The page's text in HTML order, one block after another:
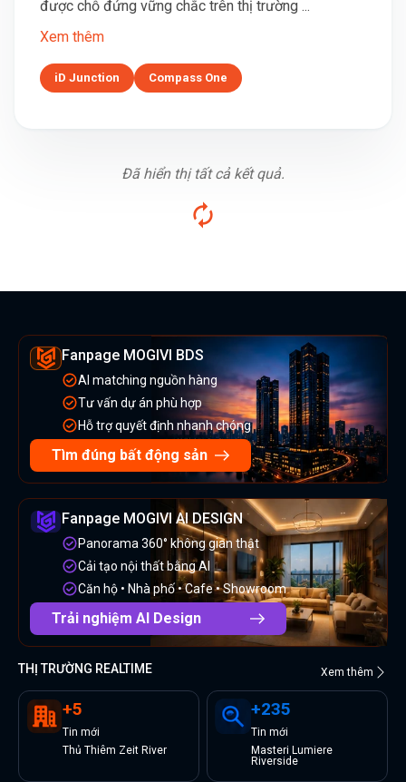
được chỗ đứng vững chắc trên thị trường ...
Xem thêm
iD Junction Compass One
Đã hiển thị tất cả kết quả.
Fanpage MOGIVI BDS
AI matching nguồn hàng
Tư vấn dự án phù hợp
Hỗ trợ quyết định nhanh chóng
Tìm đúng bất động sản
Fanpage MOGIVI AI DESIGN
Panorama 360° không gian thật
Cải tạo nội thất bằng AI
Căn hộ • Nhà phố • Cafe • Showroom
Trải nghiệm AI Design
THỊ TRƯỜNG REALTIME Xem thêm
+5
Tin mới
Thủ Thiêm Zeit River
+235
Tin mới
Masteri Lumiere
Riverside